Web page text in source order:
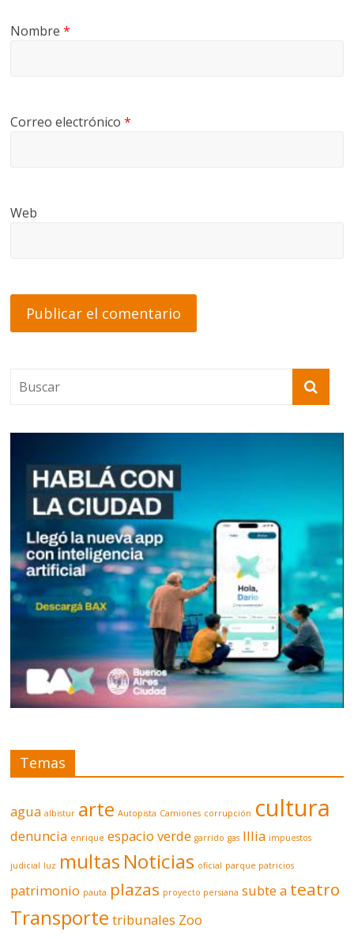
Nombre*
Correo electrónico*
Web
Temas
agua albistur arte Autopista Camiones corrupción cultura
denuncia enrique espacio verde garrido gas Illia impuestos
judicial luz multas Noticias oficial parque patricios
patrimonio pauta plazas proyecto persiana subte a teatro
Transporte tribunales Zoo